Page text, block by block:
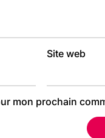
Site web
mon prochain